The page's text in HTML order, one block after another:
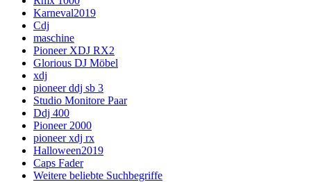
Karneval2019
Cdj
maschine
Pioneer XDJ RX2
Glorious DJ Möbel
xdj
pioneer ddj sb 3
Studio Monitore Paar
Ddj 400
Pioneer 2000
pioneer xdj rx
Halloween2019
Caps Fader
Weitere beliebte Suchbegriffe